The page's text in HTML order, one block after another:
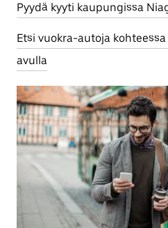
Pyydä kyyti kaupungissa
Etsi vuokra-autoja
avulla